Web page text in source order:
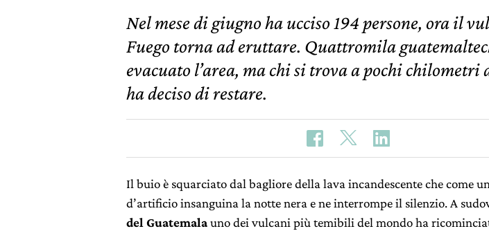
Nel mese di giugno ha ucciso 194 persone, ora il
Fuego torna ad eruttare. Quattromila
evacuato l’area, ma chi si trova a pochi chilometri
ha deciso di restare.
Il buio è squarciato dal bagliore della lava incandescente che come
d’artificio insanguina la notte nera e ne interrompe il silenzio. A
del Guatemalauno dei vulcani più temibili del mondo ha